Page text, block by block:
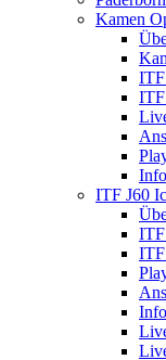
Kamen
ITF
ITF
ITF J60
ITF